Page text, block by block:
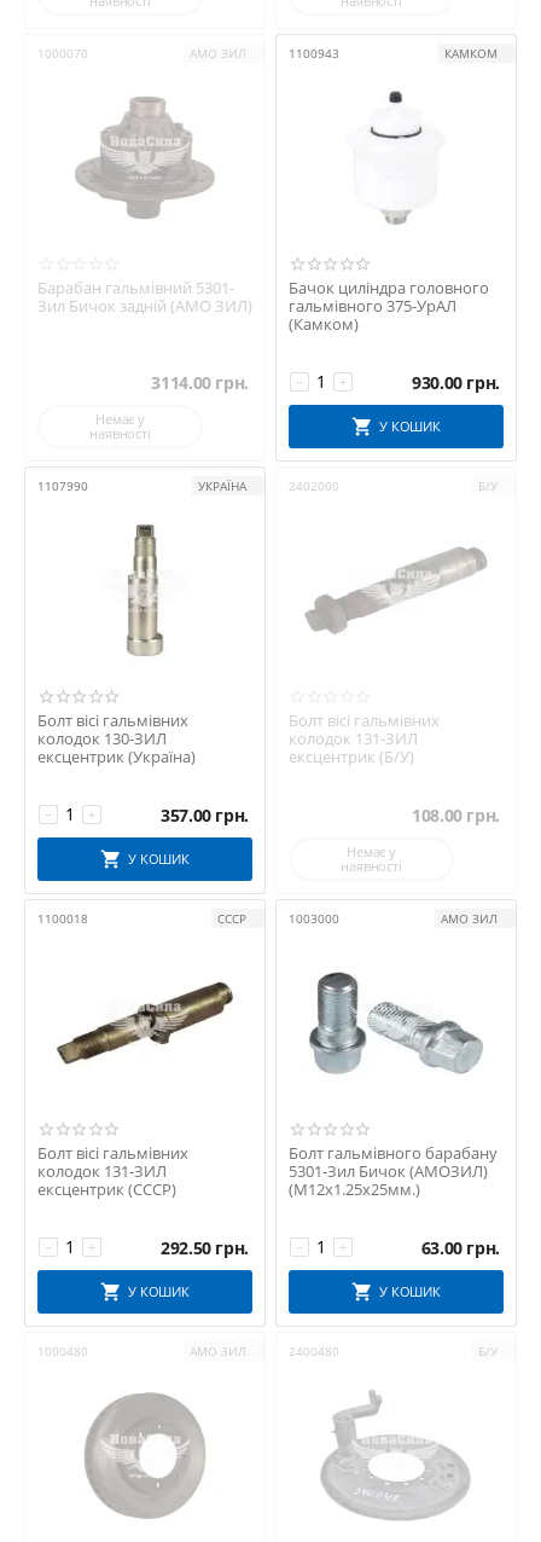
1000070 АМО ЗИЛ
Барабан гальмівний 5301-
Зил Бичок задній (АМО ЗИЛ)
3114.00 грн.
Немає у
наявності
1100943 КАМКОМ
Бачок циліндра головного
гальмівного 375-УрАЛ
(Камком)
+
− 930.00 грн.
У КОШИК
1107990 УКРАЇНА
Болт вісі гальмівних
колодок 130-ЗИЛ
ексцентрик (Україна)
+
− 357.00 грн.
У КОШИК
2402000 Б/У
Болт вісі гальмівних
колодок 131-ЗИЛ
ексцентрик (Б/У)
108.00 грн.
Немає у
наявності
1100018 СССР
Болт вісі гальмівних
колодок 131-ЗИЛ
ексцентрик (СССР)
+
− 292.50 грн.
У КОШИК
1003000 АМО ЗИЛ
Болт гальмівного барабану
5301-Зил Бичок (АМОЗИЛ)
(М12х1.25х25мм.)
+
− 63.00 грн.
У КОШИК
1000480 АМО ЗИЛ 2400480 Б/У